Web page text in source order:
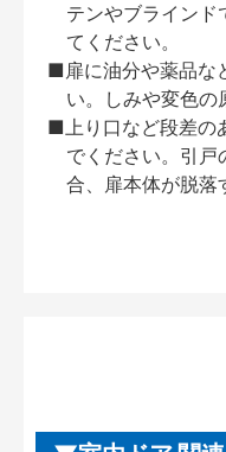
テンやブラインド
てください。
■扉に油分や薬品な
い。しみや変色の
■上り口など段差の
でください。引戸
合、扉本体が脱落